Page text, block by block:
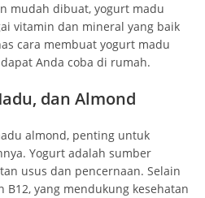
mudah dibuat, yogurt madu
vitamin dan mineral yang baik
cara membuat yogurt madu
Anda coba di rumah.
dan Almond
almond, penting untuk
Yogurt adalah sumber
usus dan pencernaan. Selain
yang mendukung kesehatan